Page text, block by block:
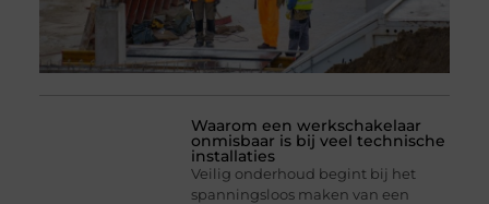
Waarom een werkschakelaar
onmisbaar is bij veel technische
installaties
Veilig onderhoud begint bij het
spanningsloos maken van een